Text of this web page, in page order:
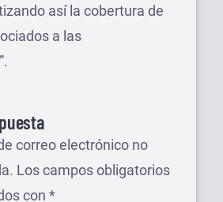
así la cobertura de
a las
correo electrónico no
Los campos obligatorios
con *